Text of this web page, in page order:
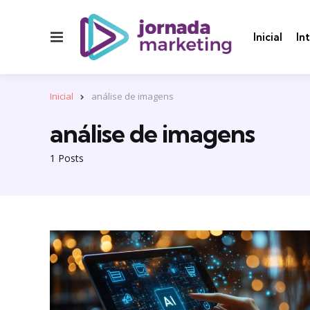
Inicial
Inicial análise de imagens
1 Posts
análise de imagens